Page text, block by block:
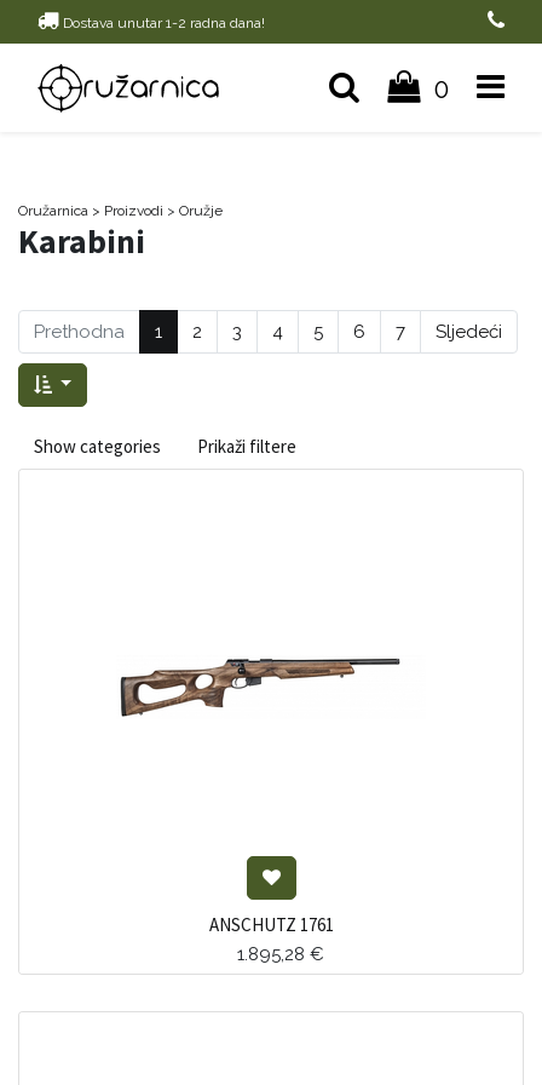
Dostava unutar 1-2 radna dana!
0
Oružarnica > Proizvodi > Oružje
Karabini
Prethodna 1 2 3 4 5 6 7 Sljedeći
Show categories Prikaži filtere
ANSCHUTZ 1761
1.895,28 €